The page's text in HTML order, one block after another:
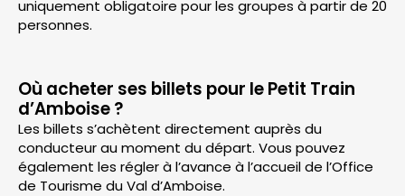
uniquement obligatoire pour les groupes à partir de 20
personnes.
Où acheter ses billets pour le Petit Train
d’Amboise ?
Les billets s’achètent directement auprès du
conducteur au moment du départ. Vous pouvez
également les régler à l’avance à l’accueil de l’Office
de Tourisme du Val d’Amboise.